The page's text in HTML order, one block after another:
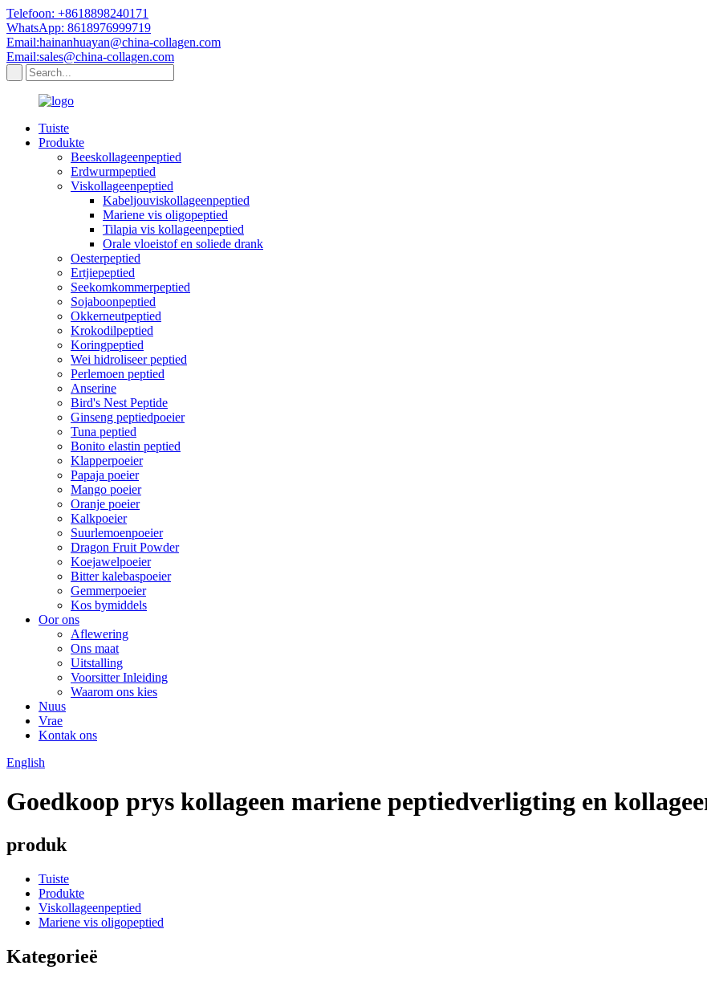
Telefoon: +8618898240171
WhatsApp: 8618976999719
Email:hainanhuayan@china-collagen.com
Email:sales@china-collagen.com
Tuiste
Produkte
Beeskollageenpeptied
Erdwurmpeptied
Viskollageenpeptied
Kabeljouviskollageenpeptied
Mariene vis oligopeptied
Tilapia vis kollageenpeptied
Orale vloeistof en soliede drank
Oesterpeptied
Ertjiepeptied
Seekomkommerpeptied
Sojaboonpeptied
Okkerneutpeptied
Krokodilpeptied
Koringpeptied
Wei hidroliseer peptied
Perlemoen peptied
Anserine
Bird's Nest Peptide
Ginseng peptiedpoeier
Tuna peptied
Bonito elastin peptied
Klapperpoeier
Papaja poeier
Mango poeier
Oranje poeier
Kalkpoeier
Suurlemoenpoeier
Dragon Fruit Powder
Koejawelpoeier
Bitter kalebaspoeier
Gemmerpoeier
Kos bymiddels
Oor ons
Aflewering
Ons maat
Uitstalling
Voorsitter Inleiding
Waarom ons kies
Nuus
Vrae
Kontak ons
English
Goedkoop prys kollageen mariene peptiedverligting en
produk
Tuiste
Produkte
Viskollageenpeptied
Mariene vis oligopeptied
Kategorieë